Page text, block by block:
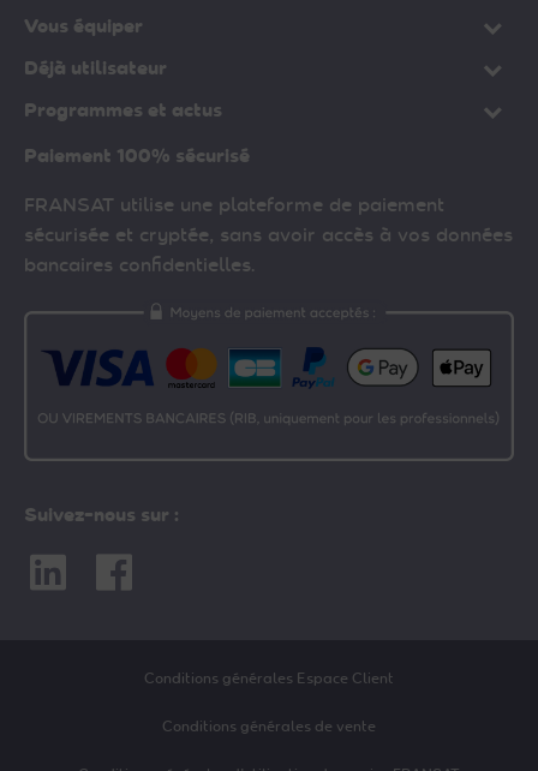
Vous équiper
Déjà utilisateur
Programmes et actus
Paiement 100% sécurisé
FRANSAT utilise une plateforme de paiement
sécurisée et cryptée, sans avoir accès à vos données
bancaires confidentielles.
Suivez-nous sur :
LinkedinFacebook
Conditions générales Espace Client
Conditions générales de vente